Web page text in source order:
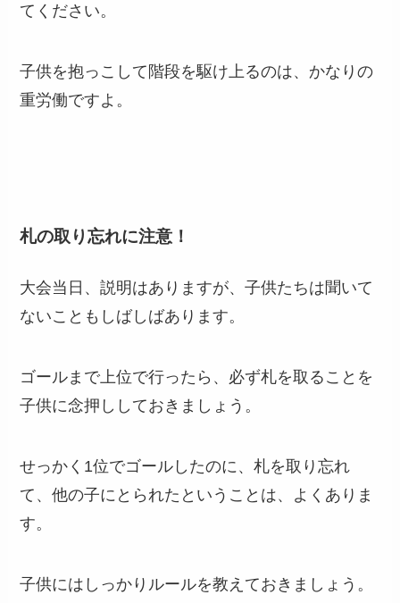
てください。
子供を抱っこして階段を駆け上るのは、かなりの
重労働ですよ。
札の取り忘れに注意！
大会当日、説明はありますが、子供たちは聞いて
ないこともしばしばあります。
ゴールまで上位で行ったら、必ず札を取ることを
子供に念押ししておきましょう。
せっかく1位でゴールしたのに、札を取り忘れ
て、他の子にとられたということは、よくありま
す。
子供にはしっかりルールを教えておきましょう。